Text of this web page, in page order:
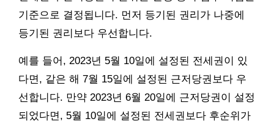
기준으로 결정됩니다. 먼저 등기된 권리가 나중에
등기된 권리보다 우선합니다.
예를 들어, 2023년 5월 10일에 설정된 전세권이 있
다면, 같은 해 7월 15일에 설정된 근저당권보다 우
선합니다. 만약 2023년 6월 20일에 근저당권이 설정
되었다면, 5월 10일에 설정된 전세권보다 후순위가